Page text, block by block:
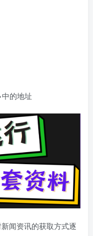
的地址
闻资讯的获取方式逐